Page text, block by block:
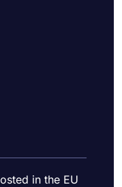
in the EU